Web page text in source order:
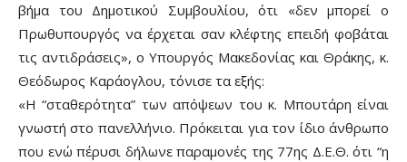
βήμα του Δημοτικού Συμβουλίου, ότι «δεν μπορεί ο
Πρωθυπουργός να έρχεται σαν κλέφτης επειδή φοβάται
τις αντιδράσεις», ο Υπουργός Μακεδονίας και Θράκης, κ.
Θεόδωρος Καράογλου, τόνισε τα εξής:
«Η “σταθερότητα” των απόψεων του κ. Μπουτάρη είναι
γνωστή στο πανελλήνιο. Πρόκειται για τον ίδιο άνθρωπο
που ενώ πέρυσι δήλωνε παραμονές της 77ης Δ.Ε.Θ. ότι “η